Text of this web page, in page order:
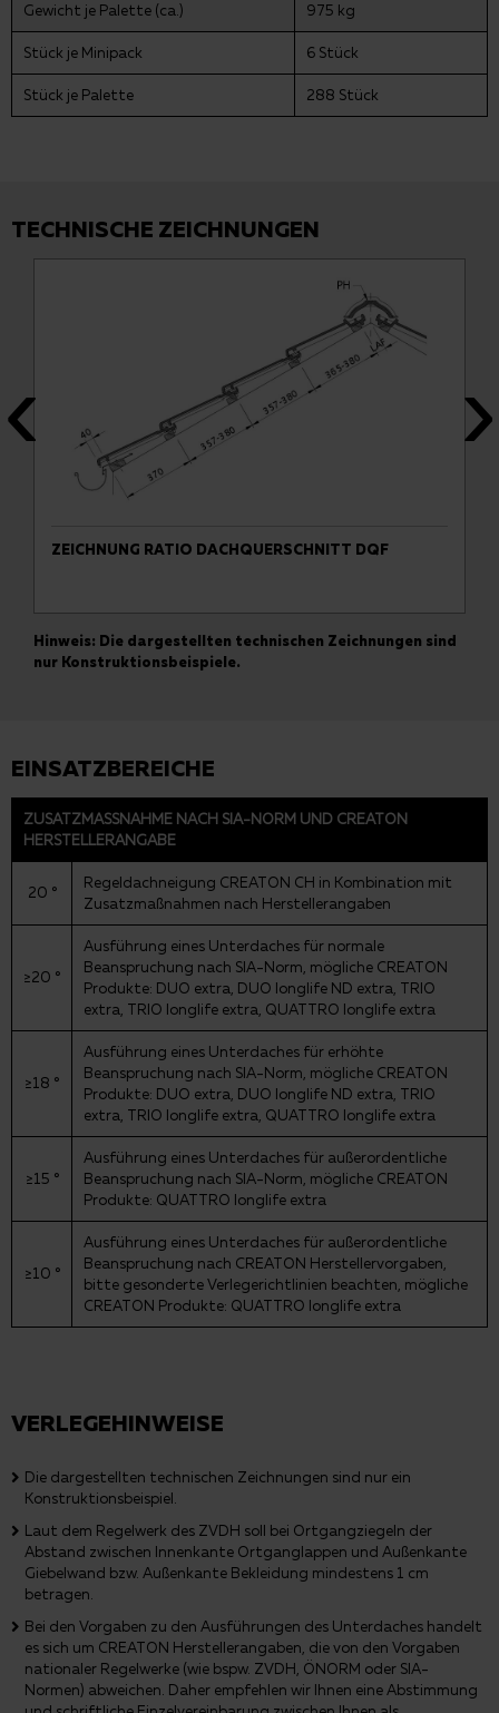
Gewicht je Palette (ca.) 975 kg
Stück je Minipack 6 Stück
Stück je Palette 288 Stück
TECHNISCHE ZEICHNUNGEN
ZEICHNUNG RATIO DACHQUERSCHNITT DQF
Hinweis: Die dargestellten technischen Zeichnungen sind
nur Konstruktionsbeispiele.
EINSATZBEREICHE
ZUSATZMASSNAHME NACH SIA-NORM UND CREATON H
ERSTELLERANGABE
20 °
Regeldachneigung CREATON CH in Kombination mit
Zusatzmaßnahmen nach Herstellerangaben
≥20 °
Ausführung eines Unterdaches für normale
Beanspruchung nach SIA-Norm, mögliche CREATON
Produkte: DUO extra, DUO longlife ND extra, TRIO
extra, TRIO longlife extra, QUATTRO longlife extra
≥18 °
Ausführung eines Unterdaches für erhöhte
Beanspruchung nach SIA-Norm, mögliche CREATON
Produkte: DUO extra, DUO longlife ND extra, TRIO
extra, TRIO longlife extra, QUATTRO longlife extra
≥15 °
Ausführung eines Unterdaches für außerordentliche
Beanspruchung nach SIA-Norm, mögliche CREATON
Produkte: QUATTRO longlife extra
≥10 °
Ausführung eines Unterdaches für außerordentliche
Beanspruchung nach CREATON Herstellervorgaben,
bitte gesonderte Verlegerichtlinien beachten, mögliche
CREATON Produkte: QUATTRO longlife extra
VERLEGEHINWEISE
Die dargestellten technischen Zeichnungen sind nur ein
Konstruktionsbeispiel.
Laut dem Regelwerk des ZVDH soll bei Ortgangziegeln der
Abstand zwischen Innenkante Ortganglappen und Außenkante
Giebelwand bzw. Außenkante Bekleidung mindestens 1 cm
betragen.
Bei den Vorgaben zu den Ausführungen des Unterdaches handelt
es sich um CREATON Herstellerangaben, die von den Vorgaben
nationaler Regelwerke (wie bspw. ZVDH, ÖNORM oder SIA-
Normen) abweichen. Daher empfehlen wir Ihnen eine Abstimmung